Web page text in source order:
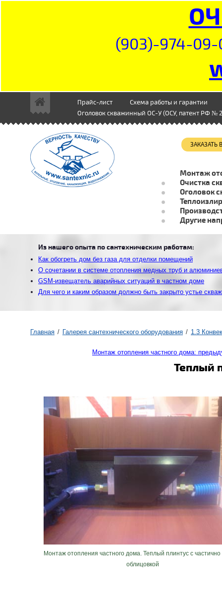
(903)-974-09-
Главная Галерея сантехнического оборудования 1.3
Монтаж отопления частного дома:
Теплый
Монтаж отопления частного дома. Теплый плинтус с частично
облицовкой
Прайс-лист
Схема работы и гарантии
Оголовок скважинный ОС-У (ОСУ, патент РФ №
Монтаж
Очистка
Оголовок
Другие
Из нашего опыта по сантехническим работам:
Как обогреть дом без газа для отделки помещений
О сочетании в системе отопления медных труб и
GSM-извещатель аварийных ситуаций в частном доме
Для чего и каким образом должно быть закрыто устье